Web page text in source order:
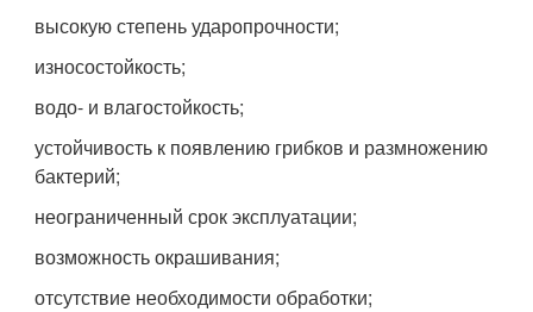
высокую степень ударопрочности;
износостойкость;
водо- и влагостойкость;
устойчивость к появлению грибков и размножению
бактерий;
неограниченный срок эксплуатации;
возможность окрашивания;
отсутствие необходимости обработки;